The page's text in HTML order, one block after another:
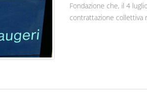
Fondazione che, il 4
contrattazione collettiva